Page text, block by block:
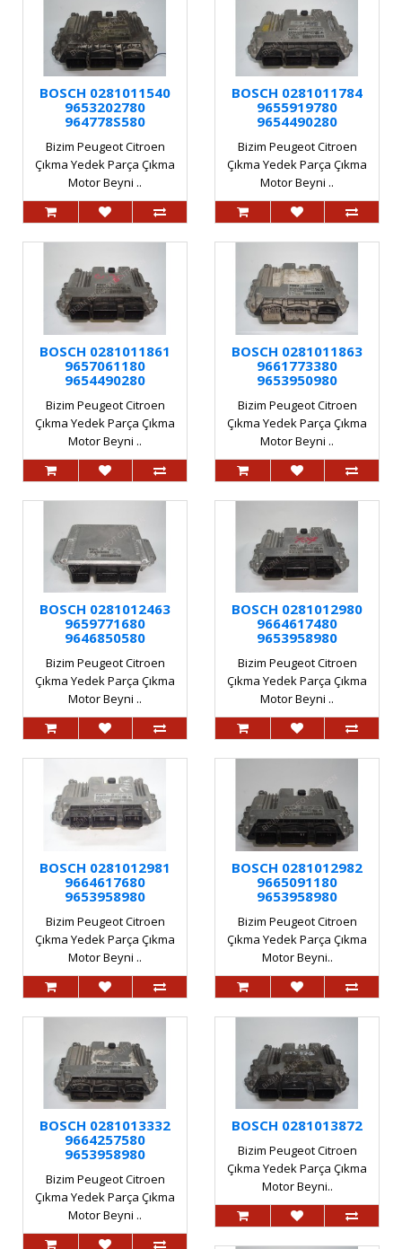
BOSCH 0281011540
9653202780
964778S580
Bizim Peugeot Citroen
Çıkma Yedek Parça Çıkma
Motor Beyni ..
BOSCH 0281011784
9655919780
9654490280
Bizim Peugeot Citroen
Çıkma Yedek Parça Çıkma
Motor Beyni ..
BOSCH 0281011861
9657061180
9654490280
Bizim Peugeot Citroen
Çıkma Yedek Parça Çıkma
Motor Beyni ..
BOSCH 0281011863
9661773380
9653950980
Bizim Peugeot Citroen
Çıkma Yedek Parça Çıkma
Motor Beyni ..
BOSCH 0281012463
9659771680
9646850580
Bizim Peugeot Citroen
Çıkma Yedek Parça Çıkma
Motor Beyni ..
BOSCH 0281012980
9664617480
9653958980
Bizim Peugeot Citroen
Çıkma Yedek Parça Çıkma
Motor Beyni ..
BOSCH 0281012981
9664617680
9653958980
Bizim Peugeot Citroen
Çıkma Yedek Parça Çıkma
Motor Beyni ..
BOSCH 0281012982
9665091180
9653958980
Bizim Peugeot Citroen
Çıkma Yedek Parça Çıkma
Motor Beyni..
BOSCH 0281013332
9664257580
9653958980
Bizim Peugeot Citroen
Çıkma Yedek Parça Çıkma
Motor Beyni ..
BOSCH 0281013872
Bizim Peugeot Citroen
Çıkma Yedek Parça Çıkma
Motor Beyni..